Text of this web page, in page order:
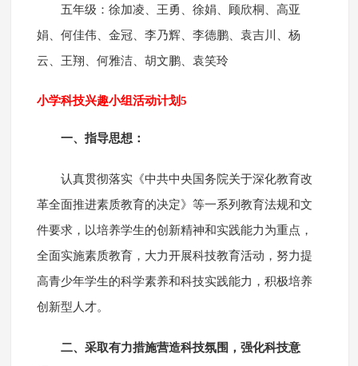
五年级：徐加凌、王勇、徐娟、顾欣桐、高亚
娟、何佳伟、金冠、李乃辉、李德鹏、袁吉川、杨
云、王翔、何雅洁、胡文鹏、袁笑玲
小学科技兴趣小组活动计划5
一、指导思想：
认真贯彻落实《中共中央国务院关于深化教育改
革全面推进素质教育的决定》等一系列教育法规和文
件要求，以培养学生的创新精神和实践能力为重点，
全面实施素质教育，大力开展科技教育活动，努力提
高青少年学生的科学素养和科技实践能力，积极培养
创新型人才。
二、采取有力措施营造科技氛围，强化科技意